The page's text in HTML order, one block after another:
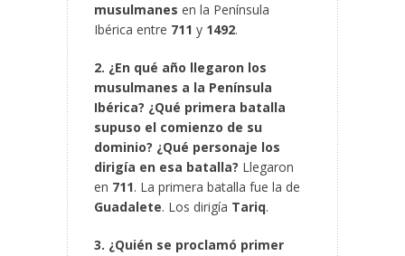
musulmanes en la Península
Ibérica entre 711 y 1492.
2. ¿En qué año llegaron los
musulmanes a la Península
Ibérica? ¿Qué primera batalla
supuso el comienzo de su
dominio? ¿Qué personaje los
dirigía en esa batalla? Llegaron
en 711. La primera batalla fue la de
Guadalete. Los dirigía Tariq.
3. ¿Quién se proclamó primer